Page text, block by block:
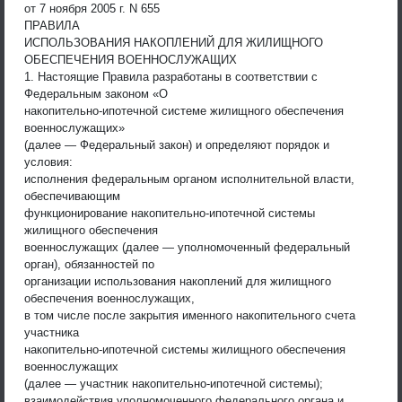
от 7 ноября 2005 г. N 655
ПРАВИЛА
ИСПОЛЬЗОВАНИЯ НАКОПЛЕНИЙ ДЛЯ ЖИЛИЩНОГО
ОБЕСПЕЧЕНИЯ ВОЕННОСЛУЖАЩИХ
1. Настоящие Правила разработаны в соответствии с
Федеральным законом «О
накопительно-ипотечной системе жилищного обеспечения
военнослужащих»
(далее — Федеральный закон) и определяют порядок и
условия:
исполнения федеральным органом исполнительной власти,
обеспечивающим
функционирование накопительно-ипотечной системы
жилищного обеспечения
военнослужащих (далее — уполномоченный федеральный
орган), обязанностей по
организации использования накоплений для жилищного
обеспечения военнослужащих,
в том числе после закрытия именного накопительного счета
участника
накопительно-ипотечной системы жилищного обеспечения
военнослужащих
(далее — участник накопительно-ипотечной системы);